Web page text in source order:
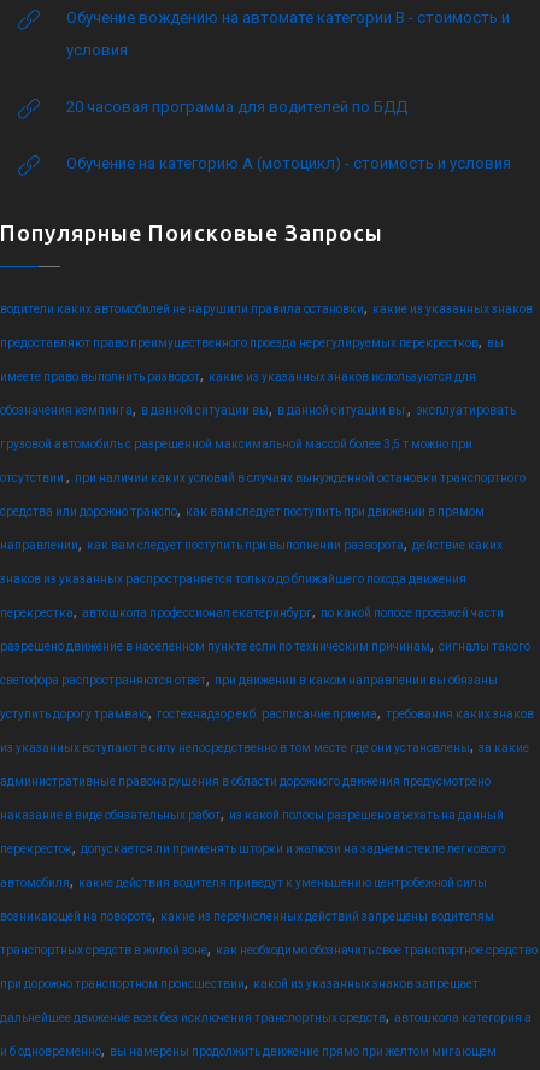
Обучение вождению на автомате категории B - стоимость и
условия
20 часовая программа для водителей по БДД
Обучение на категорию А (мотоцикл) - стоимость и условия
Популярные Поисковые Запросы
водители каких автомобилей не нарушили правила остановки, какие из указанных знаков
предоставляют право преимущественного проезда нерегулируемых перекрестков, вы
имеете право выполнить разворот, какие из указанных знаков используются для
обозначения кемпинга, в данной ситуации вы, в данной ситуации вы:, эксплуатировать
грузовой автомобиль с разрешенной максимальной массой более 3,5 т можно при
отсутствии:, при наличии каких условий в случаях вынужденной остановки транспортного
средства или дорожно транспо, как вам следует поступить при движении в прямом
направлении, как вам следует поступить при выполнении разворота, действие каких
знаков из указанных распространяется только до ближайшего похода движения
перекрестка, автошкола профессионал екатеринбург, по какой полосе проезжей части
разрешено движение в населенном пункте если по техническим причинам, сигналы такого
светофора распространяются ответ, при движении в каком направлении вы обязаны
уступить дорогу трамваю, гостехнадзор екб. расписание приема, требования каких знаков
из указанных вступают в силу непосредственно в том месте где они установлены, за какие
административные правонарушения в области дорожного движения предусмотрено
наказание в виде обязательных работ, из какой полосы разрешено въехать на данный
перекресток, допускается ли применять шторки и жалюзи на заднем стекле легкового
автомобиля, какие действия водителя приведут к уменьшению центробежной силы
возникающей на повороте, какие из перечисленных действий запрещены водителям
транспортных средств в жилой зоне, как необходимо обозначить свое транспортное средство
при дорожно транспортном происшествии, какой из указанных знаков запрещает
дальнейшее движение всех без исключения транспортных средств, автошкола категория а
и б одновременно, вы намерены продолжить движение прямо при желтом мигающем